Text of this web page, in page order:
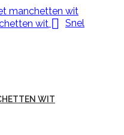
 Snel
WIT